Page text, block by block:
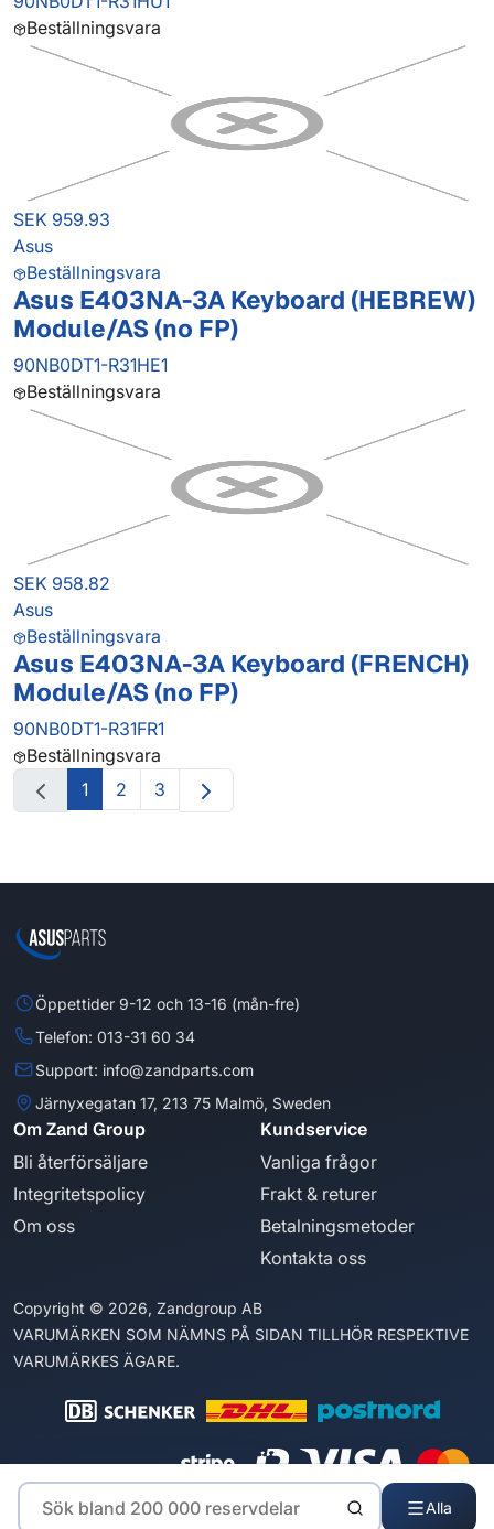
Alla
Beställningsvara
SEK 959.93
Asus
Beställningsvara
Asus E403NA-3A Keyboard (HEBREW)
Module/AS (no FP)
90NB0DT1-R31HE1
Beställningsvara
SEK 958.82
Asus
Beställningsvara
Asus E403NA-3A Keyboard (FRENCH)
Module/AS (no FP)
90NB0DT1-R31FR1
Beställningsvara
1
2 3
Öppettider 9-12 och 13-16 (mån-fre)
Telefon: 013-31 60 34
Support: info@zandparts.com
Järnyxegatan 17, 213 75 Malmö, Sweden
Om Zand Group
Bli återförsäljare
Integritetspolicy
Om oss
Kundservice
Vanliga frågor
Frakt & returer
Betalningsmetoder
Kontakta oss
Copyright © 2026, Zandgroup AB
VARUMÄRKEN SOM NÄMNS PÅ SIDAN TILLHÖR RESPEKTIVE
VARUMÄRKES ÄGARE.